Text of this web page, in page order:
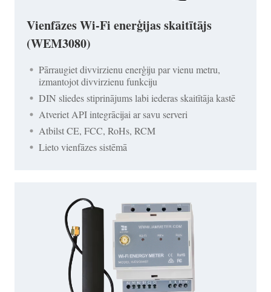
Vienfāzes Wi-Fi enerģijas skaitītājs
(WEM3080)
Pārraugiet divvirzienu enerģiju par vienu metru,
izmantojot divvirzienu funkciju
DIN sliedes stiprinājums labi iederas skaitītāja kastē
Atveriet API integrācijai ar savu serveri
Atbilst CE, FCC, RoHs, RCM
Lieto vienfāzes sistēmā